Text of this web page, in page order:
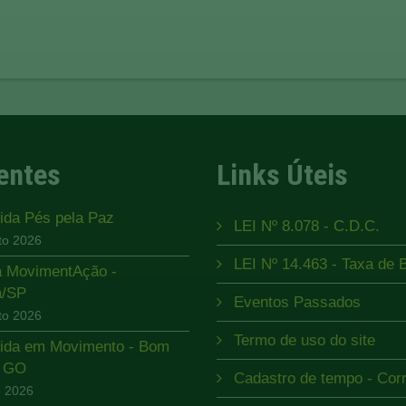
Pés pela Paz
2026
MovimentAção -
SP
2026
em Movimento - Bom
2026
Links Úteis
LEI Nº 8.078 - C.D.C.
LEI Nº 14.463 - Taxa de
Eventos Passados
Termo de uso do site
Cadastro de tempo -